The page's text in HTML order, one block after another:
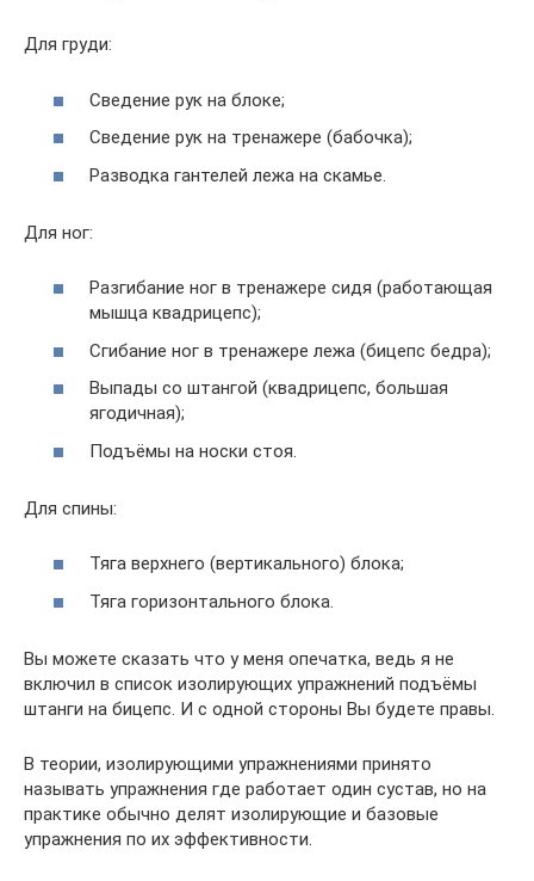
Для груди:
Сведение рук на блоке;
Сведение рук на тренажере (бабочка);
Разводка гантелей лежа на скамье.
Для ног:
Разгибание ног в тренажере сидя (работающая
мышца квадрицепс);
Сгибание ног в тренажере лежа (бицепс бедра);
Выпады со штангой (квадрицепс, большая
ягодичная);
Подъёмы на носки стоя.
Для спины:
Тяга верхнего (вертикального) блока;
Тяга горизонтального блока.
Вы можете сказать что у меня опечатка, ведь я не
включил в список изолирующих упражнений подъёмы
штанги на бицепс. И с одной стороны Вы будете правы.
В теории, изолирующими упражнениями принято
называть упражнения где работает один сустав, но на
практике обычно делят изолирующие и базовые
упражнения по их эффективности.